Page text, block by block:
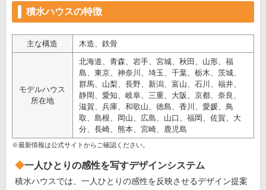
積水ハウスの特徴
主な構造 木造、鉄骨
モデルハウス
所在地
北海道、青森、岩手、宮城、秋田、山形、福
島、東京、神奈川、埼玉、千葉、栃木、茨城、
群馬、山梨、長野、新潟、富山、石川、福井、
静岡、愛知、岐阜、三重、大阪、京都、奈良、
滋賀、兵庫、和歌山、徳島、香川、愛媛、鳥
取、島根、岡山、広島、山口、福岡、佐賀、大
分、長崎、熊本、宮崎、鹿児島
※最新情報は公式サイトからご確認ください。
一人ひとりの感性を写すデザインシステム
積水ハウスでは、一人ひとりの感性を反映させるデザイン提案